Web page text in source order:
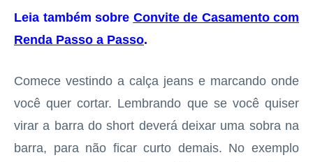
Leia também sobre Convite de Casamento com
Renda Passo a Passo.
Comece vestindo a calça jeans e marcando onde
você quer cortar. Lembrando que se você quiser
virar a barra do short deverá deixar uma sobra na
barra, para não ficar curto demais. No exemplo